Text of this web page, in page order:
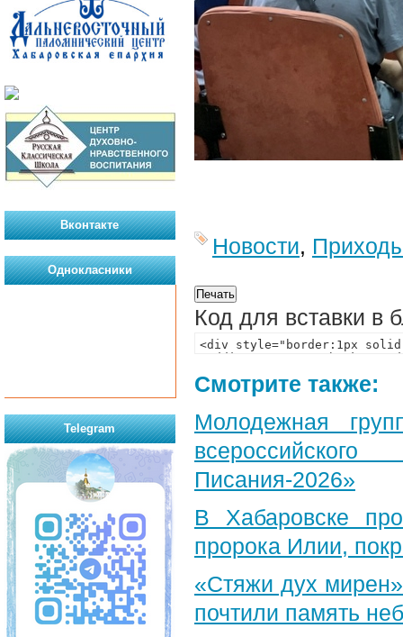
Новости,
Код для вставки в
Смотрите также:
Молодежная
Писания-2026»
В Хабаровске
пророка Илии,
«Стяжи дух
почтили память
Вконтакте
Однокласники
Telegram